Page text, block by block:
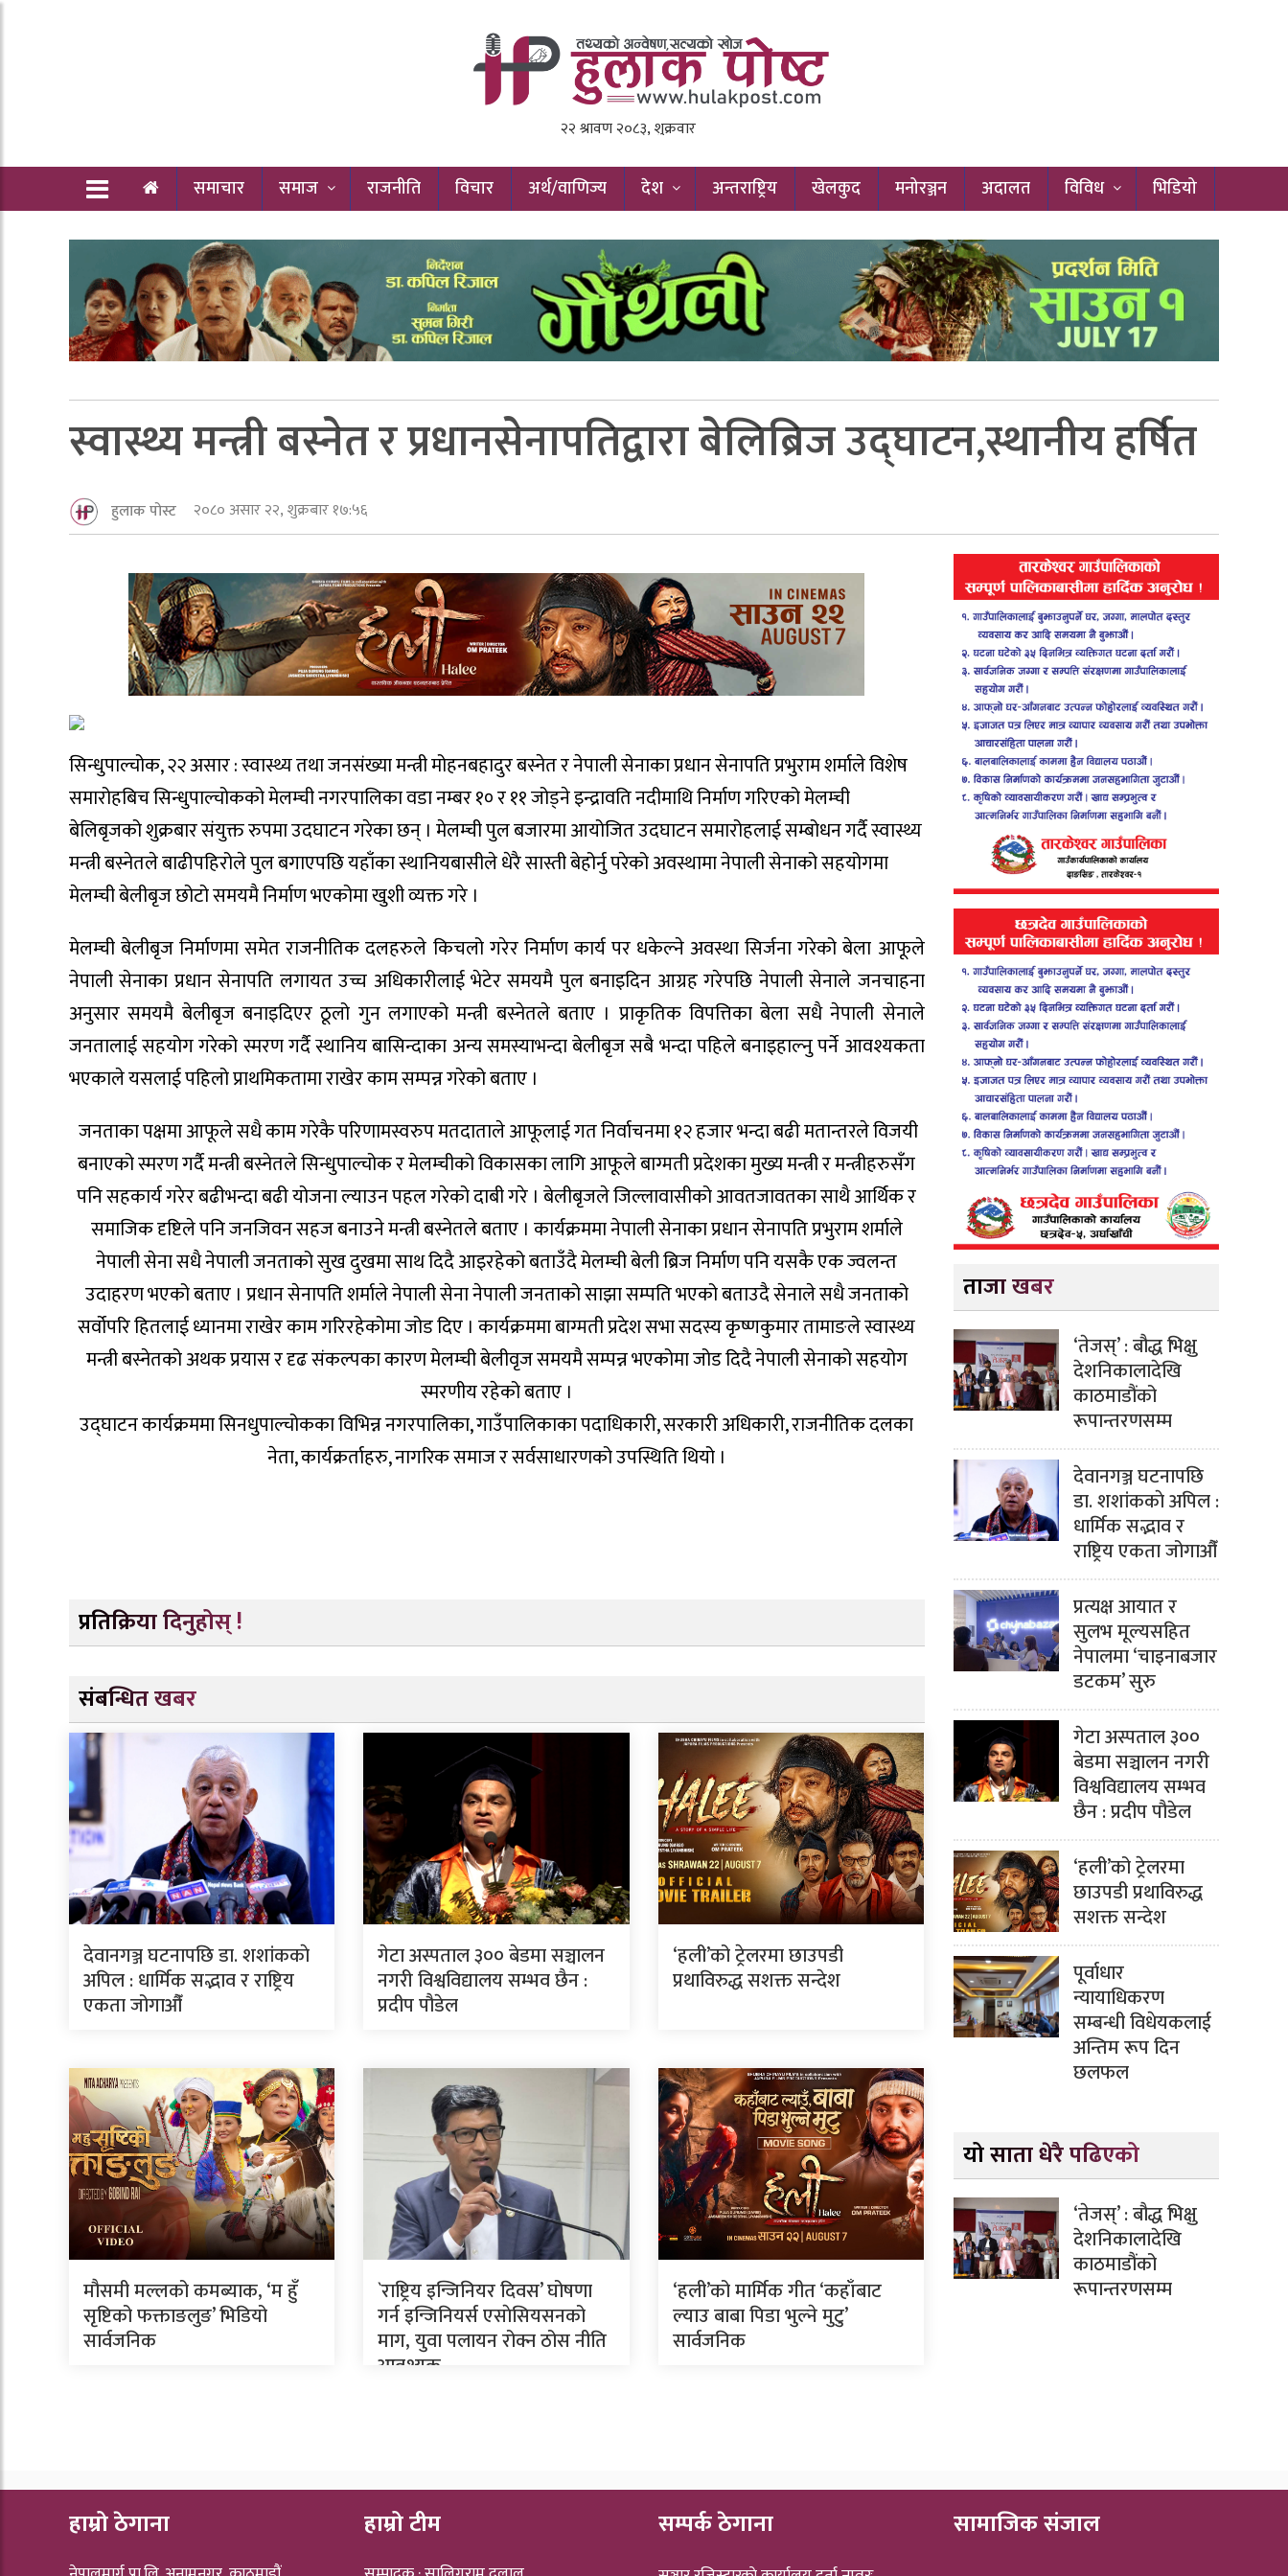
समाचार समाज राजनीति विचार अर्थ/वाणिज्य देश अन्तराष्ट्रिय खेलकुद मनोरञ्जन अदालत विविध भिडियो
स्वास्थ्य मन्त्री बस्नेत र प्रधानसेनापतिद्वारा बेलिब्रिज उद्घाटन,स्थानीय हर्षित
हुलाक पोस्ट २०८० असार २२, शुक्रबार १७:५६
सिन्धुपाल्चोक, २२ असार : स्वास्थ्य तथा जनसंख्या मन्त्री मोहनबहादुर बस्नेत र नेपाली सेनाका प्रधान सेनापति प्रभुराम शर्माले विशेष
समारोहबिच सिन्धुपाल्चोकको मेलम्ची नगरपालिका वडा नम्बर १० र ११ जोड्ने इन्द्रावति नदीमाथि निर्माण गरिएको मेलम्ची
बेलिबृजको शुक्रबार संयुक्त रुपमा उदघाटन गरेका छन् । मेलम्ची पुल बजारमा आयोजित उदघाटन समारोहलाई सम्बोधन गर्दै स्वास्थ्य
मन्त्री बस्नेतले बाढीपहिरोले पुल बगाएपछि यहाँका स्थानियबासीले धेरै सास्ती बेहोर्नु परेको अवस्थामा नेपाली सेनाको सहयोगमा
मेलम्ची बेलीबृज छोटो समयमै निर्माण भएकोमा खुशी व्यक्त गरे ।
मेलम्ची बेलीबृज निर्माणमा समेत राजनीतिक दलहरुले किचलो गरेर निर्माण कार्य पर धकेल्ने अवस्था सिर्जना गरेको बेला आफूले
नेपाली सेनाका प्रधान सेनापति लगायत उच्च अधिकारीलाई भेटेर समयमै पुल बनाइदिन आग्रह गरेपछि नेपाली सेनाले जनचाहना
अनुसार समयमै बेलीबृज बनाइदिएर ठूलो गुन लगाएको मन्त्री बस्नेतले बताए । प्राकृतिक विपत्तिका बेला सधै नेपाली सेनाले
जनतालाई सहयोग गरेको स्मरण गर्दै स्थानिय बासिन्दाका अन्य समस्याभन्दा बेलीबृज सबै भन्दा पहिले बनाइहाल्नु पर्ने आवश्यकता
भएकाले यसलाई पहिलो प्राथमिकतामा राखेर काम सम्पन्न गरेको बताए ।
जनताका पक्षमा आफूले सधै काम गरेकै परिणामस्वरुप मतदाताले आफूलाई गत निर्वाचनमा १२ हजार भन्दा बढी मतान्तरले विजयी
बनाएको स्मरण गर्दै मन्त्री बस्नेतले सिन्धुपाल्चोक र मेलम्चीको विकासका लागि आफूले बाग्मती प्रदेशका मुख्य मन्त्री र मन्त्रीहरुसँग
पनि सहकार्य गरेर बढीभन्दा बढी योजना ल्याउन पहल गरेको दाबी गरे । बेलीबृजले जिल्लावासीको आवतजावतका साथै आर्थिक र
समाजिक दृष्टिले पनि जनजिवन सहज बनाउने मन्त्री बस्नेतले बताए । कार्यक्रममा नेपाली सेनाका प्रधान सेनापति प्रभुराम शर्माले
नेपाली सेना सधै नेपाली जनताको सुख दुखमा साथ दिदै आइरहेको बताउँदै मेलम्ची बेली ब्रिज निर्माण पनि यसकै एक ज्वलन्त
उदाहरण भएको बताए । प्रधान सेनापति शर्माले नेपाली सेना नेपाली जनताको साझा सम्पति भएको बताउदै सेनाले सधै जनताको
सर्वोपरि हितलाई ध्यानमा राखेर काम गरिरहेकोमा जोड दिए । कार्यक्रममा बाग्मती प्रदेश सभा सदस्य कृष्णकुमार तामाङले स्वास्थ्य
मन्त्री बस्नेतको अथक प्रयास र दृढ संकल्पका कारण मेलम्ची बेलीवृज समयमै सम्पन्न भएकोमा जोड दिदै नेपाली सेनाको सहयोग
स्मरणीय रहेको बताए ।
उद्घाटन कार्यक्रममा सिनधुपाल्चोकका विभिन्न नगरपालिका, गाउँपालिकाका पदाधिकारी, सरकारी अधिकारी, राजनीतिक दलका
नेता, कार्यक्रर्ताहरु, नागरिक समाज र सर्वसाधारणको उपस्थिति थियो ।
प्रतिक्रिया दिनुहोस् !
संबन्धित खबर
देवानगञ्ज घटनापछि डा. शशांककाे
अपिल : धार्मिक सद्भाव र राष्ट्रिय
एकता जोगाऔँ
गेटा अस्पताल ३०० बेडमा सञ्चालन
नगरी विश्वविद्यालय सम्भव छैन :
प्रदीप पौडेल
‘हली’को ट्रेलरमा छाउपडी
प्रथाविरुद्ध सशक्त सन्देश
मौसमी मल्लको कमब्याक, ‘म हुँ
सृष्टिको फक्ताङलुङ’ भिडियो
सार्वजनिक
`राष्ट्रिय इन्जिनियर दिवस’ घोषणा
गर्न इन्जिनियर्स एसाेसियसनको
माग, युवा पलायन रोक्न ठोस नीति
आवश्यक
‘हली’को मार्मिक गीत ‘कहाँबाट
ल्याउ बाबा पिडा भुल्ने मुटु’
सार्वजनिक
ताजा खबर
‘तेजस्’ : बौद्ध भिक्षु
देशनिकालादेखि
काठमाडौंको
रूपान्तरणसम्म
देवानगञ्ज घटनापछि
डा. शशांककाे अपिल :
धार्मिक सद्भाव र
राष्ट्रिय एकता जोगाऔँ
प्रत्यक्ष आयात र
सुलभ मूल्यसहित
नेपालमा ‘चाइनाबजार
डटकम’ सुरु
गेटा अस्पताल ३००
बेडमा सञ्चालन नगरी
विश्वविद्यालय सम्भव
छैन : प्रदीप पौडेल
‘हली’को ट्रेलरमा
छाउपडी प्रथाविरुद्ध
सशक्त सन्देश
पूर्वाधार
न्यायाधिकरण
सम्बन्धी विधेयकलाई
अन्तिम रूप दिन
छलफल
यो साता धेरै पढिएको
‘तेजस्’ : बौद्ध भिक्षु
देशनिकालादेखि
काठमाडौंको
रूपान्तरणसम्म
हाम्रो ठेगाना हाम्रो टीम सम्पर्क ठेगाना सामाजिक संजाल